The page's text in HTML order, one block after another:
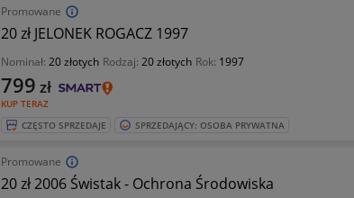
Promowane
20 zł JELONEK ROGACZ 1997
Nominał: 20 złotych Rodzaj: 20 złotych Rok: 1997
KUP TERAZ
799 zł
CZĘSTO SPRZEDAJE SPRZEDAJĄCY: OSOBA PRYWATNA
Promowane
20 zł 2006 Świstak - Ochrona Środowiska